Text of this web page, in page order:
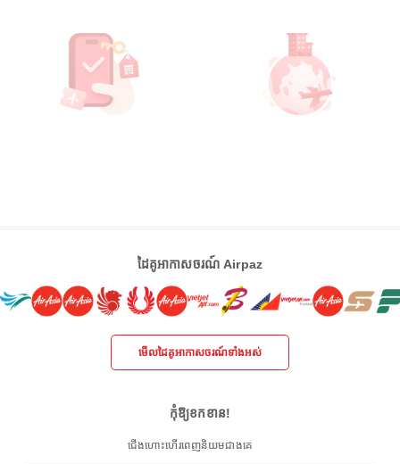
ដៃគូអាកាសចរណ៍ Airpaz
មើលដៃគូអាកាសចរណ៍ទាំងអស់
កុំឱ្យខកខាន!
ជើងហោះហើរពេញនិយមជាងគេ